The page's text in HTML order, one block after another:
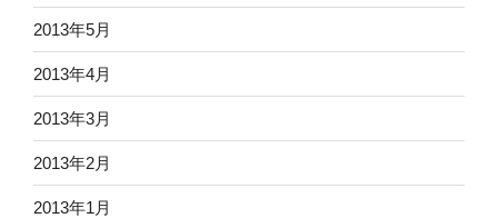
2013年5月
2013年4月
2013年3月
2013年2月
2013年1月